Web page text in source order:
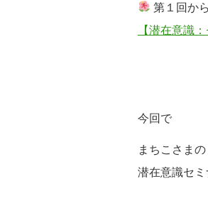
第１回か
【潜在意識
今回で
まちこさまの
潜在意識セ